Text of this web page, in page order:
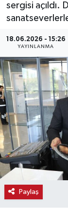
sergisi açıldı.
18.06.2026 - 15:26
YAYINLANMA
Paylaş
Eleman
Gündem
Haber
Haber
Kültür-
Magazin
Resmi
Haber